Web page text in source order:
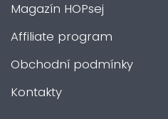
Magazín HOPsej
Affiliate program
Obchodní podmínky
Kontakty